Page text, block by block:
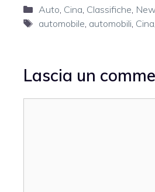
Categorie
Auto, Cina, Classifiche,
Tag
automobile, automobili, Cina
Lascia un